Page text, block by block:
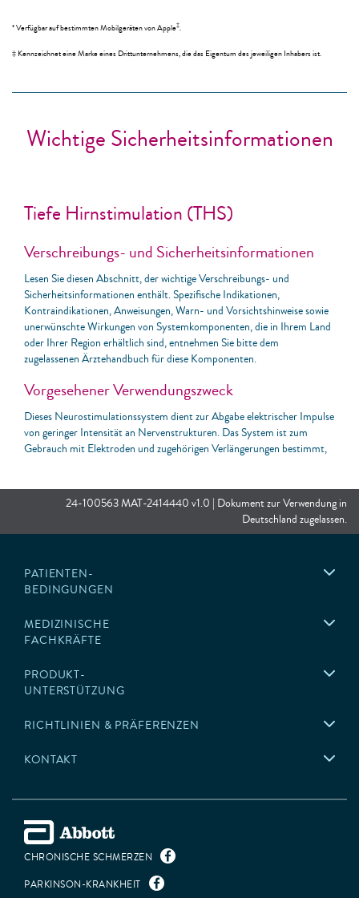
* Verfügbar auf bestimmten Mobilgeräten von Apple‡.
‡ Kennzeichnet eine Marke eines Drittunternehmens, die das Eigentum des jeweiligen Inhabers ist.
Wichtige Sicherheitsinformationen
Tiefe Hirnstimulation (THS)
Verschreibungs- und Sicherheitsinformationen
Lesen Sie diesen Abschnitt, der wichtige Verschreibungs- und
Sicherheitsinformationen enthält. Spezifische Indikationen,
Kontraindikationen, Anweisungen, Warn- und Vorsichtshinweise sowie
unerwünschte Wirkungen von Systemkomponenten, die in Ihrem Land
oder Ihrer Region erhältlich sind, entnehmen Sie bitte dem
zugelassenen Ärztehandbuch für diese Komponenten.
Vorgesehener Verwendungszweck
Dieses Neurostimulationssystem dient zur Abgabe elektrischer Impulse
von geringer Intensität an Nervenstrukturen. Das System ist zum
Gebrauch mit Elektroden und zugehörigen Verlängerungen bestimmt,
Indikationen
Das Neurostimulationssystem ist indiziert für folgende
Anwendungsgebiete:
Uni- oder bilaterale Stimulation des Thalamus, des
Globus pallidus internus (GPi) oder des
responsivem Parkinson-Syndrom.
Uni- oder bilaterale Stimulation des
Nucleus ventralis intermedius (VIM) des Thalamus zur
Uni- oder bilaterale Stimulation des
Globus pallidus internus (GPi) oder des
therapierefraktärer chronischer Dystonien, einschließlich
von 7 Jahren.
Die Implantation dieses Neurostimulationssystems ist bei folgenden
Patienten kontraindiziert:
Patienten, bei denen die Teststimulation die Symptome nicht
effektiv kontrollieren konnte.
Patienten, die nicht in der Lage sind, das System
24-100563 MAT-2414440 v1.0 | Dokument zur Verwendung in
Deutschland zugelassen.
PATIENTEN-
BEDINGUNGEN
MEDIZINISCHE
FACHKRÄFTE
PRODUKT-
UNTERSTÜTZUNG
RICHTLINIEN & PRÄFERENZEN
KONTAKT
CHRONISCHE SCHMERZEN
PARKINSON-KRANKHEIT